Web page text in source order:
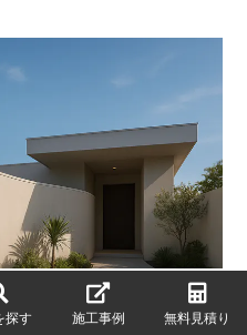
探す 施工事例 無料見積り